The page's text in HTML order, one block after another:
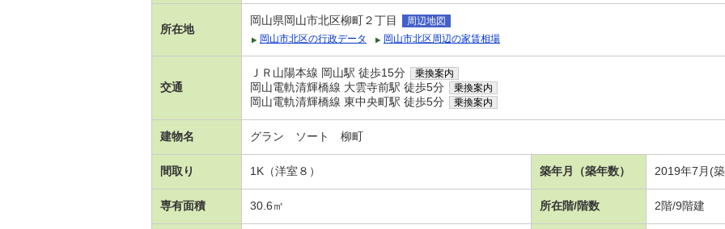
所在地
岡山県岡山市北区柳町２丁目
周辺地図
岡山市北区の行政データ
岡山市北区周辺の家賃相場
交通
ＪＲ山陽本線 岡山駅 徒歩15分 乗換案内
岡山電軌清輝橋線 大雲寺前駅 徒歩5分 乗換案内
岡山電軌清輝橋線 東中央町駅 徒歩5分 乗換案内
建物名 グラン ソート 柳町
間取り 1K（洋室８） 築年月（築年数） 2019年7月(
専有面積 30.6㎡ 所在階/階数 2階/9階建